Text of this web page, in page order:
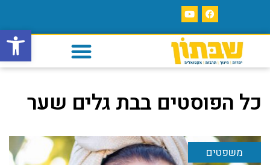
פתח
כל הפוסטים בבת גלים שער
משפטים